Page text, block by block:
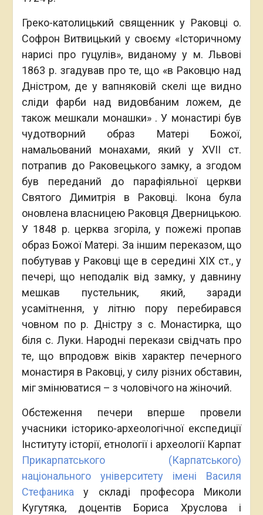
Греко-католицький священник у Раковці о.
Софрон Витвицький у своєму «Історичному
нарисі про гуцулів», виданому у м. Львові
1863 р. згадував про те, що «в Раковцю над
Дністром, де у вапняковій скелі ще видно
сліди фарби над видовбаним ложем, де
також мешкали монашки» . У монастирі був
чудотворний образ Матері Божої,
намальований монахами, який у ХVІІ ст.
потрапив до Раковецького замку, а згодом
був переданий до парафіяльної церкви
Святого Димитрія в Раковці. Ікона була
оновлена власницею Раковця Дверницькою.
У 1848 р. церква згоріла, у пожежі пропав
образ Божої Матері. За іншим переказом, що
побутував у Раковці ще в середині ХІХ ст., у
печері, що неподалік від замку, у давнину
мешкав пустельник, який, заради
усамітнення, у літню пору перебирався
човном по р. Дністру з с. Монастирка, що
біля с. Луки. Народні перекази свідчать про
те, що впродовж віків характер печерного
монастиря в Раковці, у силу різних обставин,
міг змінюватися – з чоловічого на жіночий.
Обстеження печери вперше провели
учасники історико-археологічної експедиції
Інституту історії, етнології і археології Карпат
Прикарпатського (Карпатського)
національного університету імені Василя
Стефаникау складі професора Миколи
Кугутяка, доцентів Бориса Хруслова і